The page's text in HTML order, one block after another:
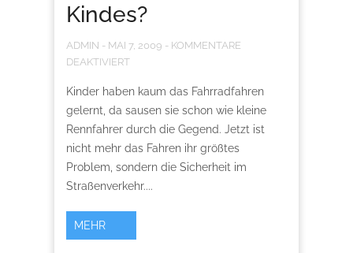
Kindes?
ADMIN - MAI 7, 2009 - KOMMENTARE
DEAKTIVIERT
Kinder haben kaum das Fahrradfahren
gelernt, da sausen sie schon wie kleine
Rennfahrer durch die Gegend. Jetzt ist
nicht mehr das Fahren ihr größtes
Problem, sondern die Sicherheit im
Straßenverkehr....
MEHR